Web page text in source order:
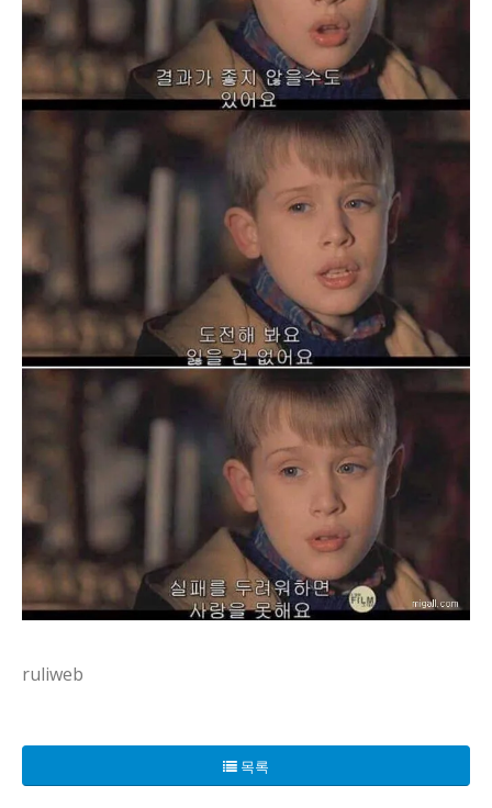
ruliweb
배경은 간단하다. 누군가의 배신이 있었고, 마음은 한참 동
목록